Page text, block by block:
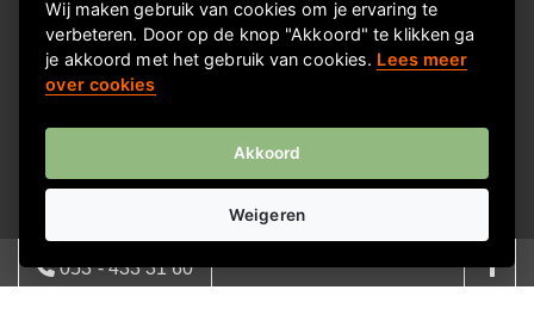
Informatie
Over ons
FAQ
Contactgegevens
Meld je aan voor onze nieuwsbrief!
053 - 433 31 60
Wij maken gebruik van cookies om je ervaring te
verbeteren. Door op de knop "Akkoord" te klikken ga
je akkoord met het gebruik van cookies. Lees meer
over cookies
Akkoord
Weigeren